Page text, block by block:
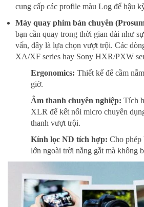
cung cấp các profile màu Log để hậu
Máy quay phim bán chuyên
bạn cần quay trong thời gian dài như
vấn, đây là lựa chọn vượt trội. Các
XA/XF series hay Sony HXR/PXW
Ergonomics: Thiết kế để cầm
giờ.
Âm thanh chuyên nghiệp: Tích
XLR để kết nối micro chuyên
thanh vượt trội.
Kính lọc ND tích hợp: Cho phép
lớn ngoài trời nắng gắt mà không